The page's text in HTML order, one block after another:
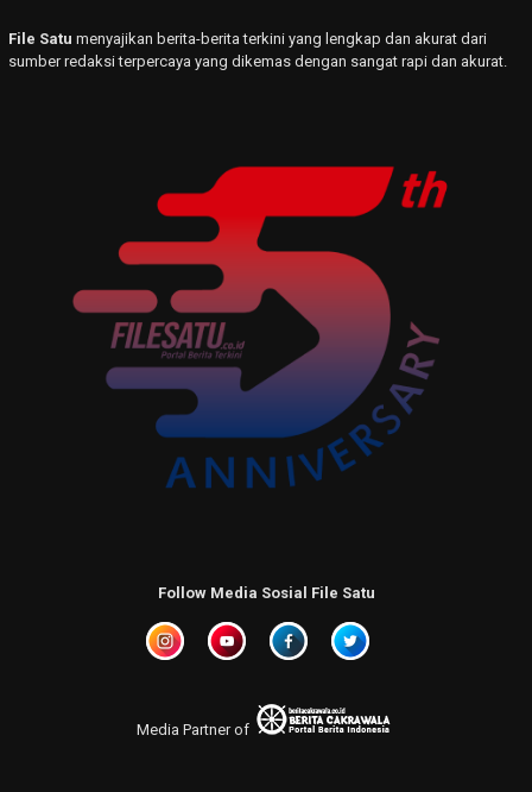
File Satu menyajikan berita-berita terkini yang lengkap dan akurat dari
sumber redaksi terpercaya yang dikemas dengan sangat rapi dan akurat.
Follow Media Sosial File Satu
Media Partner of